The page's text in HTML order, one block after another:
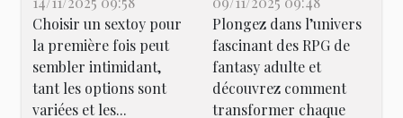
?
Choisir un sextoy pour
la première fois peut
sembler intimidant,
tant les options sont
variées et les...
fantasy adulte
Plongez dans l’univers
fascinant des RPG de
fantasy adulte et
découvrez comment
transformer chaque